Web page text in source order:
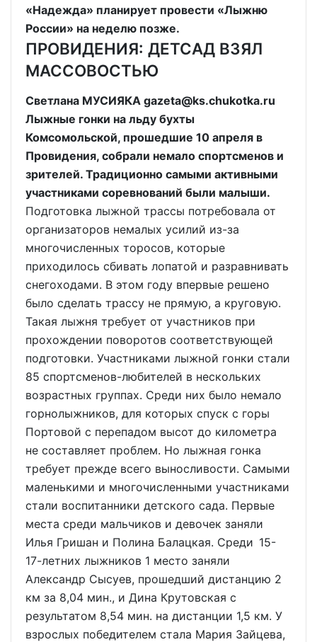
«Надежда» планирует провести «Лыжню
России» на неделю позже.
ПРОВИДЕНИЯ: ДЕТСАД ВЗЯЛ
МАССОВОСТЬЮ
Светлана МУСИЯКА gazeta@ks.chukotka.ru
Лыжные гонки на льду бухты
Комсомольской, прошедшие 10 апреля в
Провидения, собрали немало спортсменов и
зрителей. Традиционно самыми активными
участниками соревнований были малыши.
Подготовка лыжной трассы потребовала от
организаторов немалых усилий из-за
многочисленных торосов, которые
приходилось сбивать лопатой и разравнивать
снегоходами. В этом году впервые решено
было сделать трассу не прямую, а круговую.
Такая лыжня требует от участников при
прохождении поворотов соответствующей
подготовки. Участниками лыжной гонки стали
85 спортсменов-любителей в нескольких
возрастных группах. Среди них было немало
горнолыжников, для которых спуск с горы
Портовой с перепадом высот до километра
не составляет проблем. Но лыжная гонка
требует прежде всего выносливости. Самыми
маленькими и многочисленными участниками
стали воспитанники детского сада. Первые
места среди мальчиков и девочек заняли
Илья Гришан и Полина Балацкая. Среди 15-
17-летних лыжников 1 место заняли
Александр Сысуев, прошедший дистанцию 2
км за 8,04 мин., и Дина Крутовская с
результатом 8,54 мин. на дистанции 1,5 км. У
взрослых победителем стала Мария Зайцева,